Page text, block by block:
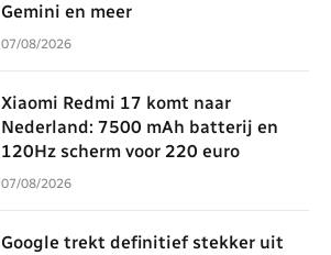
Gemini en meer
07/08/2026
Xiaomi Redmi 17 komt naar
Nederland: 7500 mAh batterij en
120Hz scherm voor 220 euro
07/08/2026
Google trekt definitief stekker uit